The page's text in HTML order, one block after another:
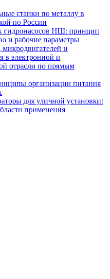
станки по металлу в
по России
гидронасосов НШ: принцип
и рабочие параметры
микродвигателей и
в электронной и
отрасли по прямым
организации питания
для уличной установки:
применения